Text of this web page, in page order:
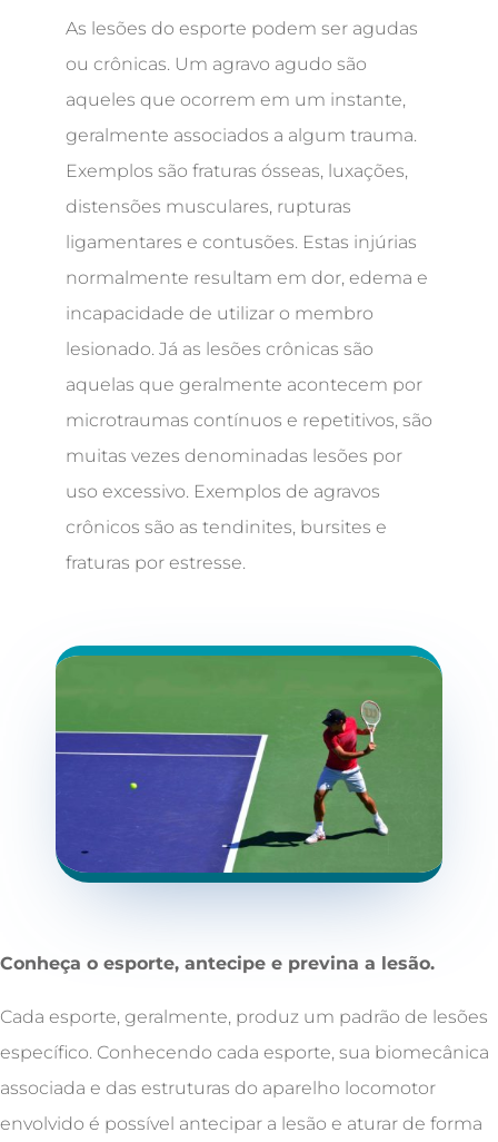
As lesões do esporte podem ser agudas
ou crônicas. Um agravo agudo são
aqueles que ocorrem em um instante,
geralmente associados a algum trauma.
Exemplos são fraturas ósseas, luxações,
distensões musculares, rupturas
ligamentares e contusões. Estas injúrias
normalmente resultam em dor, edema e
incapacidade de utilizar o membro
lesionado. Já as lesões crônicas são
aquelas que geralmente acontecem por
microtraumas contínuos e repetitivos, são
muitas vezes denominadas lesões por
uso excessivo. Exemplos de agravos
crônicos são as tendinites, bursites e
fraturas por estresse.
Conheça o esporte, antecipe e previna a lesão.
Cada esporte, geralmente, produz um padrão de lesões
específico. Conhecendo cada esporte, sua biomecânica
associada e das estruturas do aparelho locomotor
envolvido é possível antecipar a lesão e aturar de forma